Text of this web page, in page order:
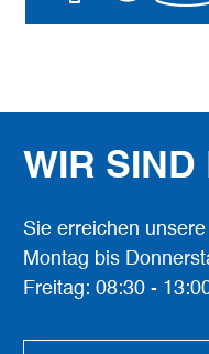
WIR SIND
Sie erreichen
Montag bis
Freitag: 08:30 -